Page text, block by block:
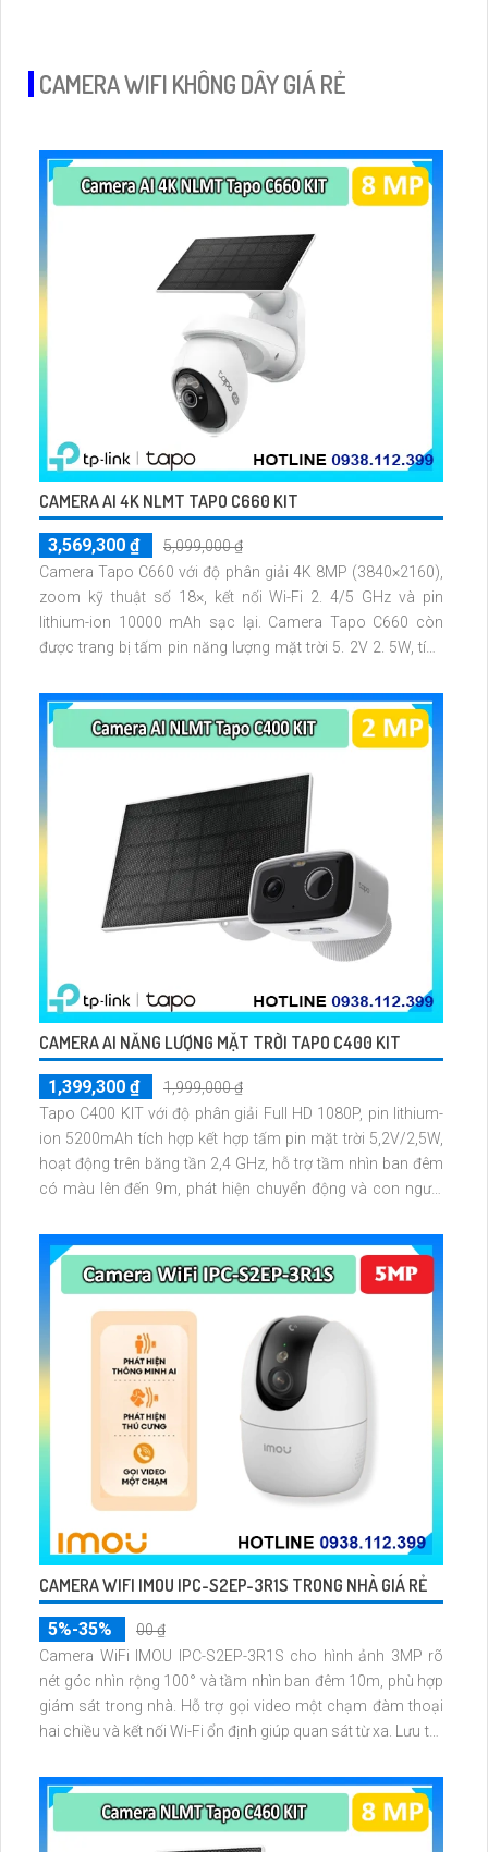
CAMERA WIFI KHÔNG DÂY GIÁ RẺ
CAMERA AI 4K NLMT TAPO C660 KIT
3,569,300 ₫
5,099,000 ₫
Camera Tapo C660 với độ phân giải 4K 8MP (3840×2160),
zoom kỹ thuật số 18×, kết nối Wi-Fi 2. 4/5 GHz và pin
lithium-ion 10000 mAh sạc lại. Camera Tapo C660 còn
được trang bị tấm pin năng lượng mặt trời 5. 2V 2. 5W, tích
microSD tối đa 512 GB
CAMERA AI NĂNG LƯỢNG MẶT TRỜI TAPO C400 KIT
1,399,300 ₫
1,999,000 ₫
Tapo C400 KIT với độ phân giải Full HD 1080P, pin lithium-
ion 5200mAh tích hợp kết hợp tấm pin mặt trời 5,2V/2,5W,
hoạt động trên băng tần 2,4 GHz, hỗ trợ tầm nhìn ban đêm
có màu lên đến 9m, phát hiện chuyển động và con người
512GB
CAMERA WIFI IMOU IPC-S2EP-3R1S TRONG NHÀ GIÁ RẺ
5%-35%
00 ₫
Camera WiFi IMOU IPC-S2EP-3R1S cho hình ảnh 3MP rõ
nét góc nhìn rộng 100° và tầm nhìn ban đêm 10m, phù hợp
giám sát trong nhà. Hỗ trợ gọi video một chạm đàm thoại
hai chiều và kết nối Wi-Fi ổn định giúp quan sát từ xa. Lưu trữ
dễ lắp đặt cho gia đình và văn phòng nhỏ.